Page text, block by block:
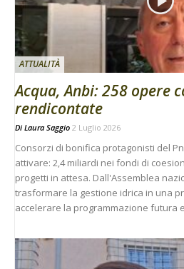
ATTUALITÀ
Acqua, Anbi: 258 opere
rendicontate
Di Laura Saggio 2 Luglio 2026
Consorzi di bonifica protagonisti del
attivare: 2,4 miliardi nei fondi di
progetti in attesa. Dall'Assemblea
trasformare la gestione idrica in una
accelerare la programmazione futura